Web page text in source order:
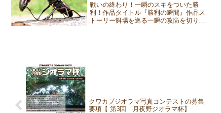
戦いの終わり！一瞬のスキをついた勝
利！作品タイトル『勝利の瞬間』作品ス
トーリー餌場を巡る一瞬の攻防を切り取
クワカブジオラマ写真コンテストの募集
要項【 第3回 月夜野ジオラマ杯】